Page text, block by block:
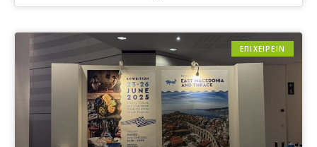
ΕΠΙΧΕΙΡΕΙΝ